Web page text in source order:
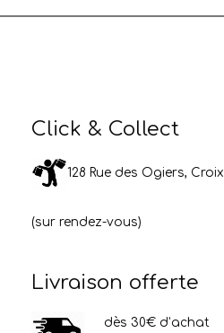
Click & Collect
128 Rue des Ogiers, Croix
(sur rendez-vous)
Livraison offerte
dès 30€ d’achat